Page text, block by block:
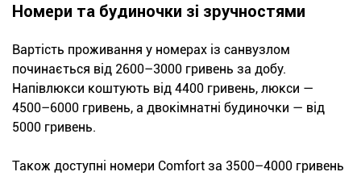
Номери та будиночки зі зручностями
Вартість проживання у номерах із санвузлом
починається від 2600–3000 гривень за добу.
Напівлюкси коштують від 4400 гривень, люкси —
4500–6000 гривень, а двокімнатні будиночки — від
5000 гривень.
Також доступні номери Comfort за 3500–4000 гривень